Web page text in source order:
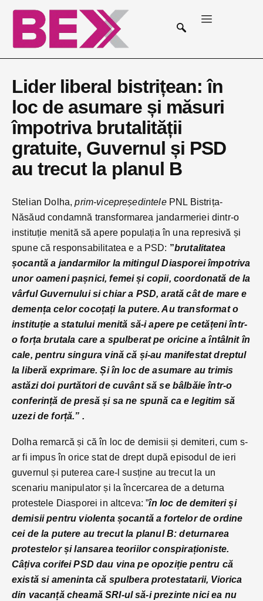
Lider liberal bistrițean: în
loc de asumare și măsuri
împotriva brutalității
gratuite, Guvernul și PSD
au trecut la planul B
Stelian Dolha,prim-vicepreședintelePNL Bistrița-
Năsăud condamnă transformarea jandarmeriei dintr-o
instituție menită să apere populația în una represivă și
spune că responsabilitatea e a PSD: ”brutalitatea
șocantă a jandarmilor la mitingul Diasporei împotriva
unor oameni pașnici, femei și copii, coordonată de la
vârful Guvernului si chiar a PSD, arată cât de mare e
demența celor cocoțați la putere. Au transformat o
instituție a statului menită să-i apere pe cetățeni într-
o forța brutala care a spulberat pe oricine a întâlnit în
cale, pentru singura vină că și-au manifestat dreptul
la liberă exprimare. Și în loc de asumare au trimis
astăzi doi purtători de cuvânt să sebâlbăie într-o
conferință de presă și sa ne spună ca e legitim să
uzezi de forță.” .
Dolha remarcă și că în loc de demisii și demiteri, cum s-
ar fi impus în orice stat de drept după episodul de ieri
guvernul și puterea care-l susține au trecut la un
scenariu manipulator și la încercarea de a deturna
protestele Diasporei in altceva: ”în loc de demiteri și
demisii pentru violenta șocantă a fortelor de ordine
cei de la putere au trecut la planul B: deturnarea
protestelor și lansarea teoriilor conspiraționiste.
Câțiva corifei PSD dau vina pe opoziție pentru că
există si ameninta că spulbera protestatarii, Viorica
din vacanță cheamă SRI-ul să-i prezinte nici ea nu